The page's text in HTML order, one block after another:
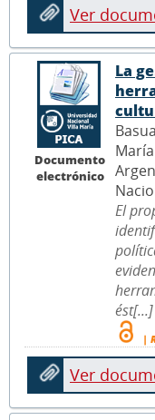
Ver
Documento
electrónico
La
El
ést[...]
|
Ver